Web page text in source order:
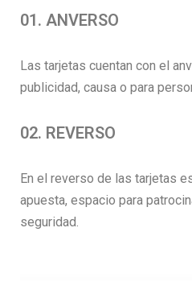
01. ANVERSO
Las tarjetas cuentan con el
publicidad, causa o para
02. REVERSO
En el reverso de las tarjetas
apuesta, espacio para
seguridad.